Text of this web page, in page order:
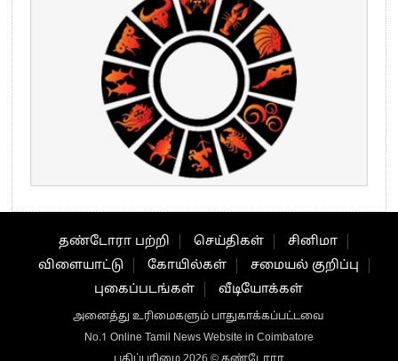
தண்டோரா பற்றி செய்திகள்
சினிமா
விளையாட்டு
கோயில்கள்
சமையல் குறிப்பு
புகைப்படங்கள்
வீடியோக்கள்
அனைத்து உரிமைகளும் பாதுகாக்கப்பட்டவை
No.1 Online Tamil News Website in Coimbatore